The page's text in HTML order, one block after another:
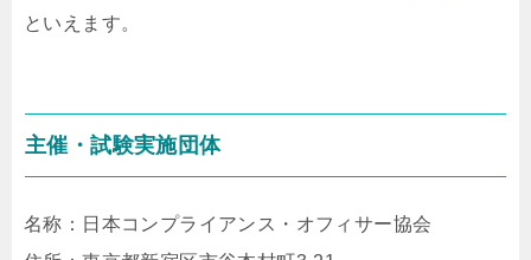
といえます。
主催・試験実施団体
名称：日本コンプライアンス・オフィサー協会